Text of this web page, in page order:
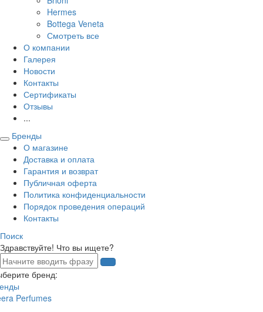
Hermes
Bottega Veneta
Смотреть все
О компании
Галерея
Новости
Контакты
Сертификаты
Отзывы
...
Бренды
О магазине
Доставка и оплата
Гарантия и возврат
Публичная оферта
Политика конфиденциальности
Порядок проведения операций
Контакты
Поиск
Здравствуйте! Что вы ищете?
бренд:
Perfumes